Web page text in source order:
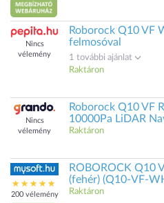
Nincs
vélemény
Roborock Q10 VF
felmosóval
1 további ajánlat
Raktáron
Nincs
vélemény
Roborock Q10 VF
10000Pa LiDAR
Raktáron
200 vélemény
ROBOROCK Q10
(fehér) (Q10-VF-
Raktáron